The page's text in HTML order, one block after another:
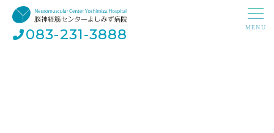
083-231-3888